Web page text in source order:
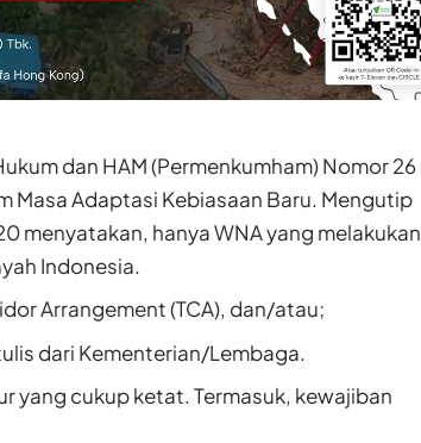
dan HAM (Permenkumham) Nomor 26
Masa Adaptasi Kebiasaan Baru. Mengutip
menyatakan, hanya WNA yang melakukan
Indonesia.
Arrangement (TCA), dan/atau;
dari Kementerian/Lembaga.
yang cukup ketat. Termasuk, kewajiban